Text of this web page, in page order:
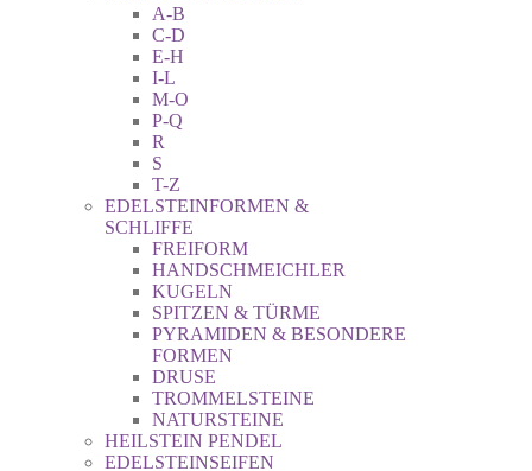
A-B
C-D
E-H
I-L
M-O
P-Q
R
S
T-Z
EDELSTEINFORMEN &
SCHLIFFE
FREIFORM
HANDSCHMEICHLER
KUGELN
SPITZEN & TÜRME
PYRAMIDEN & BESONDERE
FORMEN
DRUSE
TROMMELSTEINE
NATURSTEINE
HEILSTEIN PENDEL
EDELSTEINSEIFEN